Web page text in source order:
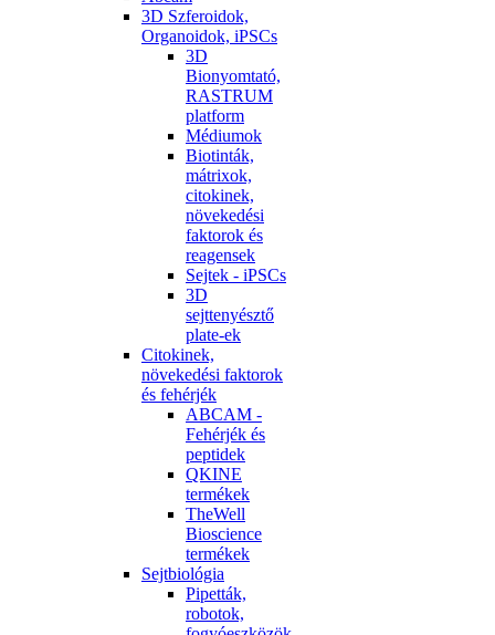
3D Szferoidok,
Organoidok, iPSCs
3D
Bionyomtató,
RASTRUM
platform
Médiumok
Biotinták,
mátrixok,
citokinek,
növekedési
faktorok és
reagensek
Sejtek - iPSCs
3D
sejttenyésztő
plate-ek
Citokinek,
növekedési faktorok
és fehérjék
ABCAM -
Fehérjék és
peptidek
QKINE
termékek
TheWell
Bioscience
termékek
Sejtbiológia
Pipetták,
robotok,